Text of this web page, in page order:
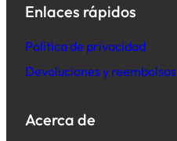
Enlaces rápidos
Política de privacidad
Devoluciones y reembolsos
Acerca de